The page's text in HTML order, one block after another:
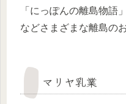
「にっぽんの離島物語
などさまざまな離島の
マリヤ乳業